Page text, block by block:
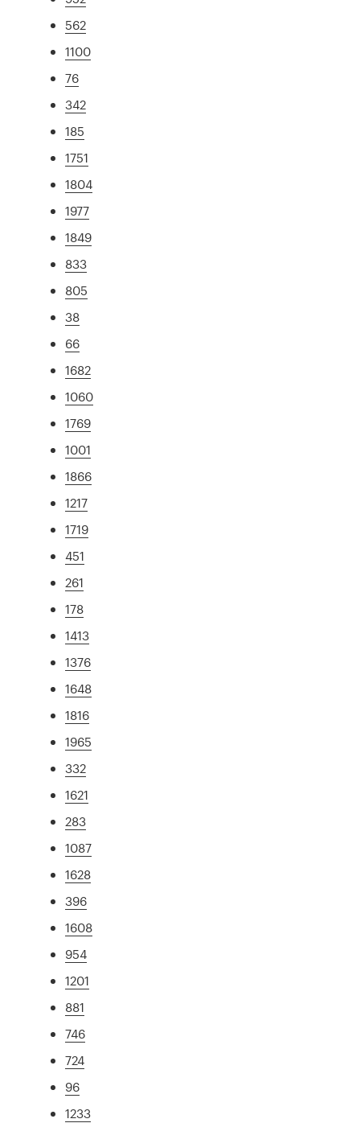
562
1100
76
342
185
1751
1804
1977
1849
833
805
38
66
1682
1060
1769
1001
1866
1217
1719
451
261
178
1413
1376
1648
1816
1965
332
1621
283
1087
1628
396
1608
954
1201
881
746
724
96
1233